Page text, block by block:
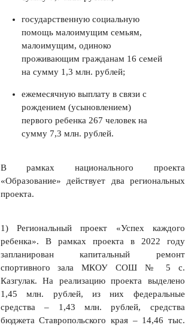
государственную социальную
помощь малоимущим семьям,
малоиму­щим, одиноко
проживающим гражданам 16 семей
на сумму 1,3 млн. рублей;
ежемесячную выплату в связи с
рождением (усыновлением)
первого ре­бенка 267 человек на
сумму 7,3 млн. рублей.
В рамках национального проекта
«Образование» действует два регио­нальных
проекта.
1) Региональный проект «Успех каждого
ребенка». В рамках проекта в 2022 году
запланирован капитальный ремонт
спортивного зала МКОУ СОШ № 5 с.
Казгулак. На реализацию про­екта выделено
1,45 млн. рублей, из них федеральные
средства – 1,43 млн. рублей, средства
бюджета Ставропольского края – 14,46 тыс.